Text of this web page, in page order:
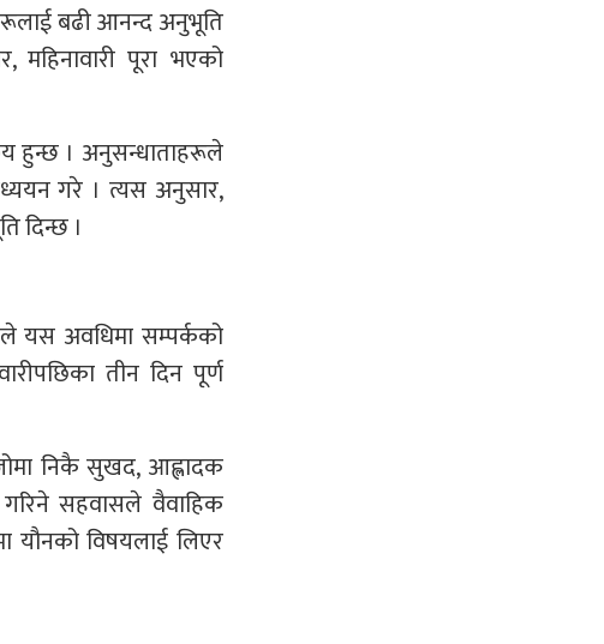
बढी आनन्द अनुभूति
महिनावारी पूरा भएको
हुन्छ । अनुसन्धाताहरूले
गरे । त्यस अनुसार,
दिन्छ ।
यस अवधिमा सम्पर्कको
तीन दिन पूर्ण
निकै सुखद, आह्लादक
सहवासले वैवाहिक
यौनको विषयलाई लिएर